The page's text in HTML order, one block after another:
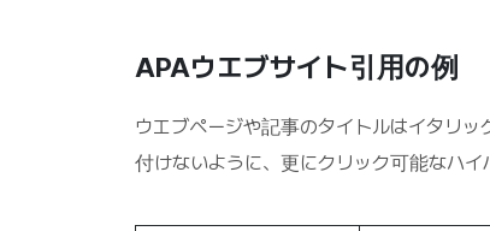
APAウエブサイト引用の例
ウエブページや記事のタイトルはイタリ
付けないように、更にクリック可能なハイ